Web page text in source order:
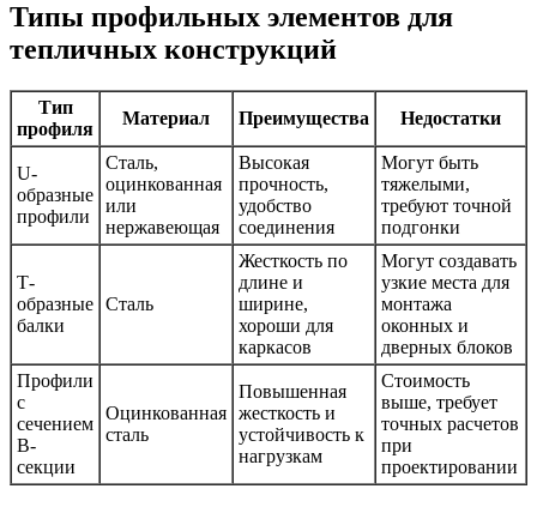
Типы профильных элементов для
тепличных конструкций
Тип
профиля
Материал Преимущества Недостатки
U-
образные
профили
Сталь,
оцинкованная
или
нержавеющая
Высокая
прочность,
удобство
соединения
Могут быть
тяжелыми,
требуют точной
подгонки
Т-
образные
балки
Сталь
Жесткость по
длине и
ширине,
хороши для
каркасов
Могут создавать
узкие места для
монтажа
оконных и
дверных блоков
Профили
с
сечением
В-
секции
Оцинкованная
сталь
Повышенная
жесткость и
устойчивость к
нагрузкам
Стоимость
выше, требует
точных расчетов
при
проектировании